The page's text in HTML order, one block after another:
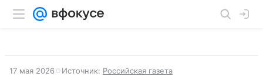
17 мая 2026 Источник: Российская газета